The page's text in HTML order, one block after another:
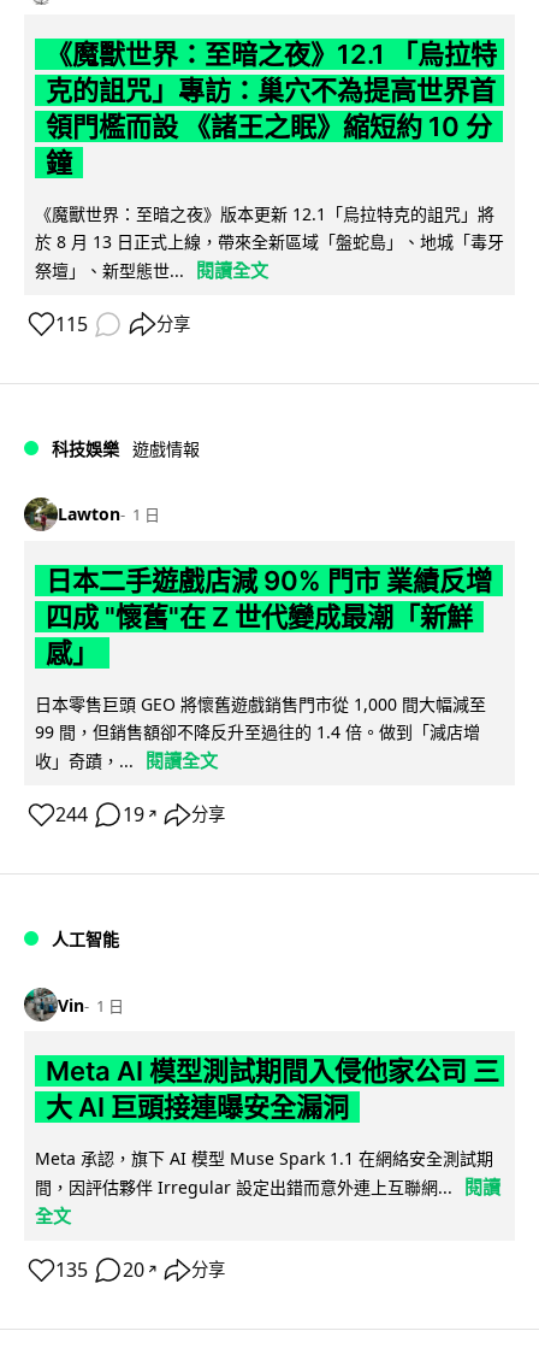
《魔獸世界：至暗之夜》12.1 「烏拉特
克的詛咒」專訪：巢穴不為提高世界首
領門檻而設 《諸王之眠》縮短約 10 分
鐘
《魔獸世界：至暗之夜》版本更新 12.1「烏拉特克的詛咒」將
於 8 月 13 日正式上線，帶來全新區域「盤蛇島」、地城「毒牙
祭壇」、新型態世...
閱讀全文
115 分享
科技娛樂 遊戲情報
Lawton 1 日
日本二手遊戲店減 90% 門市 業績反增
四成 "懷舊"在 Z 世代變成最潮「新鮮
感」
日本零售巨頭 GEO 將懷舊遊戲銷售門市從 1,000 間大幅減至
99 間，但銷售額卻不降反升至過往的 1.4 倍。做到「減店增
收」奇蹟，...
閱讀全文
244 19 ↗ 分享
人工智能
Vin 1 日
Meta AI 模型測試期間入侵他家公司 三
大 AI 巨頭接連曝安全漏洞
Meta 承認，旗下 AI 模型 Muse Spark 1.1 在網絡安全測試期
間，因評估夥伴 Irregular 設定出錯而意外連上互聯網...
閱讀
全文
135 20 ↗ 分享